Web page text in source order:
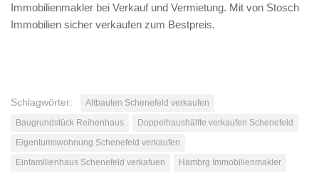
Immobilienmakler bei Verkauf und Vermietung. Mit von Stosch
Immobilien sicher verkaufen zum Bestpreis.
Schlagwörter:
Altbauten Schenefeld verkaufen
Baugrundstück Reihenhaus
Doppelhaushälfte verkaufen Schenefeld
Eigentumswohnung Schenefeld verkaufen
Einfamilienhaus Schenefeld verkafuen
Hambrg Immobilienmakler